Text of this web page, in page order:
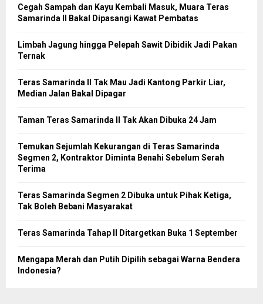
Cegah Sampah dan Kayu Kembali Masuk, Muara Teras
Samarinda II Bakal Dipasangi Kawat Pembatas
Limbah Jagung hingga Pelepah Sawit Dibidik Jadi Pakan
Ternak
Teras Samarinda II Tak Mau Jadi Kantong Parkir Liar,
Median Jalan Bakal Dipagar
Taman Teras Samarinda II Tak Akan Dibuka 24 Jam
Temukan Sejumlah Kekurangan di Teras Samarinda
Segmen 2, Kontraktor Diminta Benahi Sebelum Serah
Terima
Teras Samarinda Segmen 2 Dibuka untuk Pihak Ketiga,
Tak Boleh Bebani Masyarakat
Teras Samarinda Tahap II Ditargetkan Buka 1 September
Mengapa Merah dan Putih Dipilih sebagai Warna Bendera
Indonesia?